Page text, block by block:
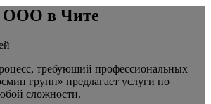
ООО в Чите
требующий профессиональных
групп» предлагает услуги по
сложности.